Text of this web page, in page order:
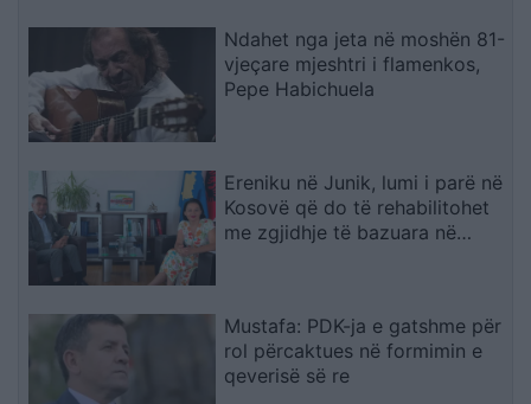
Ndahet nga jeta në moshën 81-
vjeçare mjeshtri i flamenkos,
Pepe Habichuela
Ereniku në Junik, lumi i parë në
Kosovë që do të rehabilitohet
me zgjidhje të bazuara në
Mustafa: PDK-ja e gatshme për
rol përcaktues në formimin e
qeverisë së re